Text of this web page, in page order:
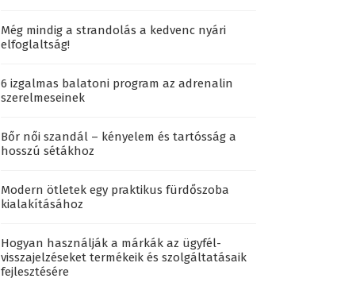
Még mindig a strandolás a kedvenc nyári
elfoglaltság!
6 izgalmas balatoni program az adrenalin
szerelmeseinek
Bőr női szandál – kényelem és tartósság a
hosszú sétákhoz
Modern ötletek egy praktikus fürdőszoba
kialakításához
Hogyan használják a márkák az ügyfél-
visszajelzéseket termékeik és szolgáltatásaik
fejlesztésére